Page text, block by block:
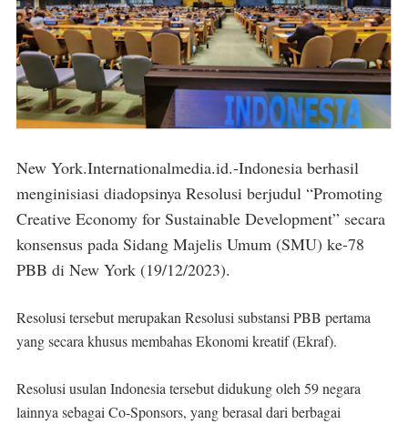
New York.Internationalmedia.id.-Indonesia berhasil
menginisiasi diadopsinya Resolusi berjudul “Promoting
Creative Economy for Sustainable Development” secara
konsensus pada Sidang Majelis Umum (SMU) ke-78
PBB di New York (19/12/2023).
Resolusi tersebut merupakan Resolusi substansi PBB pertama
yang secara khusus membahas Ekonomi kreatif (Ekraf).
Resolusi usulan Indonesia tersebut didukung oleh 59 negara
lainnya sebagai Co-Sponsors, yang berasal dari berbagai